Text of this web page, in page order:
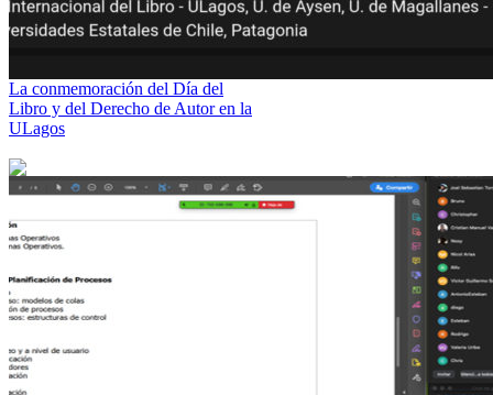
La conmemoración del Día del
Libro y del Derecho de Autor en la
ULagos